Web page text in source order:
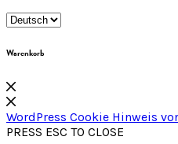
Warenkorb
WordPress Cookie Hinweis
PRESS ESC TO CLOSE